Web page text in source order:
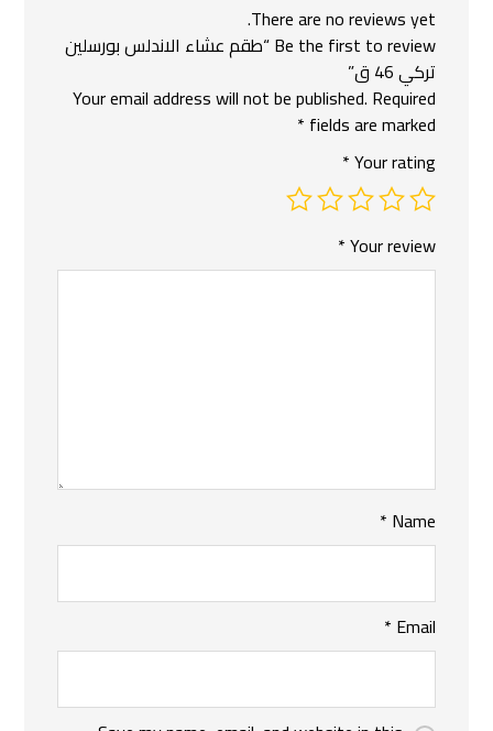
There are no reviews yet.
Be the first to review “طقم عشاء الاندلس بورسلين
تركي 46 ق”
Your email address will not be published. Required
fields are marked
*
Your rating
*
Your review
*
Name
*
Email
*